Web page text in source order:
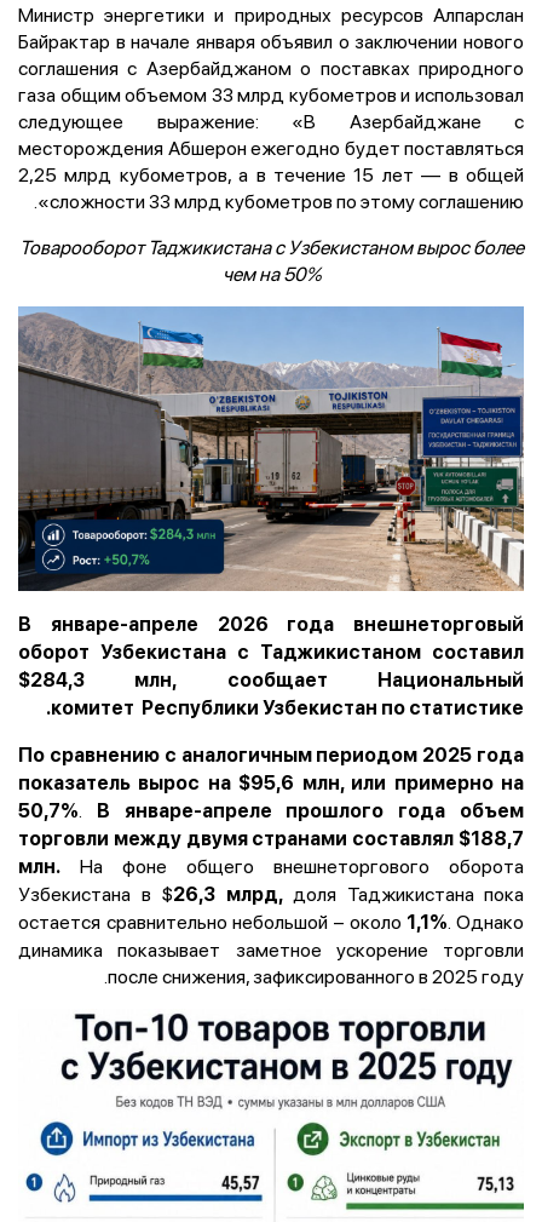
Министр энергетики и природных ресурсов Алпарслан
Байрактар в начале января объявил о заключении нового
соглашения с Азербайджаном о поставках природного
газа общим объемом 33 млрд кубометров и использовал
следующее выражение: «В Азербайджане с
месторождения Абшерон ежегодно будет поставляться
2,25 млрд кубометров, а в течение 15 лет — в общей
сложности 33 млрд кубометров по этому соглашению».
Товарооборот Таджикистана с Узбекистаном вырос более
чем на 50%
В январе-апреле 2026 года внешнеторговый
оборот Узбекистана с Таджикистаном составил
$284,3 млн, сообщает Национальный
комитет Республики Узбекистан по статистике.
По сравнению с аналогичным периодом 2025 года
показатель вырос на $95,6 млн, или примерно на
50,7%. В январе-апреле прошлого года объем
торговли между двумя странами составлял $188,7
млн. На фоне общего внешнеторгового оборота
Узбекистана в $26,3 млрд, доля Таджикистана пока
остается сравнительно небольшой – около 1,1%. Однако
динамика показывает заметное ускорение торговли
после снижения, зафиксированного в 2025 году.